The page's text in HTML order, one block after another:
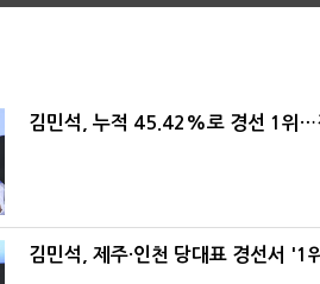
김민석, 누적 45.42%로 경선 1위
김민석, 제주·인천 당대표 경선서 '1